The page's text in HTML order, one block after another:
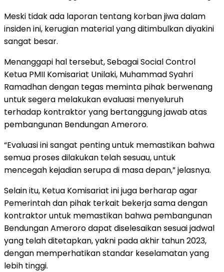
Meski tidak ada laporan tentang korban jiwa dalam
insiden ini, kerugian material yang ditimbulkan diyakini
sangat besar.
Menanggapi hal tersebut, Sebagai Social Control
Ketua PMII Komisariat Unilaki, Muhammad Syahri
Ramadhan dengan tegas meminta pihak berwenang
untuk segera melakukan evaluasi menyeluruh
terhadap kontraktor yang bertanggung jawab atas
pembangunan Bendungan Ameroro.
“Evaluasi ini sangat penting untuk memastikan bahwa
semua proses dilakukan telah sesuau, untuk
mencegah kejadian serupa di masa depan,” jelasnya.
Selain itu, Ketua Komisariat ini juga berharap agar
Pemerintah dan pihak terkait bekerja sama dengan
kontraktor untuk memastikan bahwa pembangunan
Bendungan Ameroro dapat diselesaikan sesuai jadwal
yang telah ditetapkan, yakni pada akhir tahun 2023,
dengan memperhatikan standar keselamatan yang
lebih tinggi.